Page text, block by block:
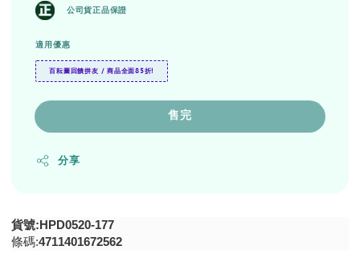
公司貨正品保證
適用優惠
百耘圖回饋拼友 / 商品全面85折!
售完
分享
貨號:HPD0520-177
條碼:4711401672562